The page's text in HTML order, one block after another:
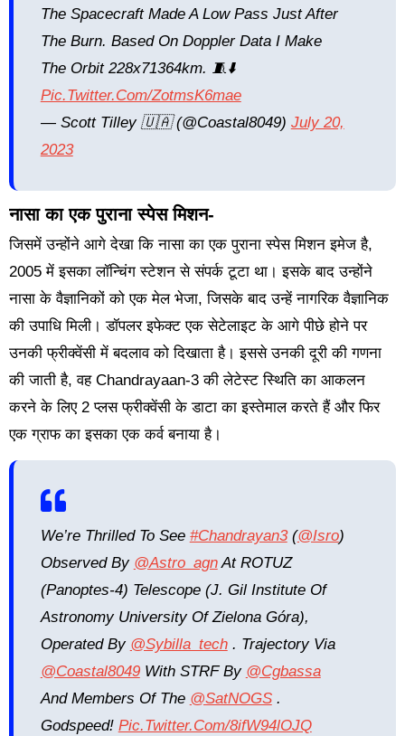
The Spacecraft Made A Low Pass Just After
The Burn. Based On Doppler Data I Make
The Orbit 228x71364km. 🧵⬇️
Pic.twitter.com/ZotmsK6mae
— Scott Tilley 🇺🇦 (@coastal8049) July 20,
2023
नासा का एक पुराना स्पेस मिशन-
जिसमें उन्होंने आगे देखा कि नासा का एक पुराना स्पेस मिशन इमेज है,
2005 में इसका लॉन्चिंग स्टेशन से संपर्क टूटा था। इसके बाद उन्होंने
नासा के वैज्ञानिकों को एक मेल भेजा, जिसके बाद उन्हें नागरिक वैज्ञानिक
की उपाधि मिली। डॉपलर इफेक्ट एक सेटेलाइट के आगे पीछे होने पर
उनकी फ्रीक्वेंसी में बदलाव को दिखाता है। इससे उनकी दूरी की गणना
की जाती है, वह Chandrayaan-3 की लेटेस्ट स्थिति का आकलन
करने के लिए 2 प्लस फ्रीक्वेंसी के डाटा का इस्तेमाल करते हैं और फिर
एक ग्राफ का इसका एक कर्व बनाया है।
We’re Thrilled To See #Chandrayan3(@isro)
Observed By @astro_agnAt ROTUZ
(Panoptes-4) Telescope (J. Gil Institute Of
Astronomy University Of Zielona Góra),
Operated By @sybilla_tech. Trajectory Via
@coastal8049With STRF By @cgbassa
And Members Of The @SatNOGS.
Godspeed! Pic.twitter.com/8ifW94lOJQ